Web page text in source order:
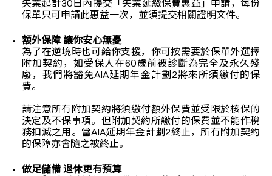
失業起計30日內提交「失業延繳保費惠益」申請，每份
保單只可申請此惠益一次，並須提交相關證明文件。
額外保障 讓你安心無憂
為了在逆境時也可給你支援，你可按需要於保單外選擇
附加契約，如受保人在60歲前被診斷為完全及永久殘
廢，我們將豁免AIA延期年金計劃2將來所須繳付的保
費。
請注意所有附加契約將須繳付額外保費並受限於核保的
決定及不保事項。但附加契約所繳付的保費並不能作稅
務扣減之用。當AIA延期年金計劃2終止，所有附加契約
的保障亦會隨之被終止。
做足儲備 退休更有預算